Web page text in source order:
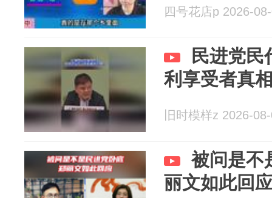
四号花店p 2026-
民进党民
利享受者真
旧时模样z 2026-
被问是不
丽文如此回